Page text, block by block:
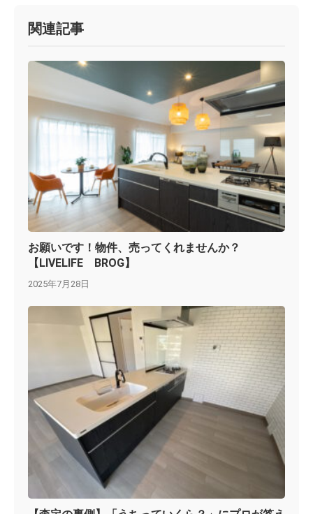
関連記事
お願いです！物件、売ってくれませんか？
【LIVELIFE BROG】
2025年7月28日